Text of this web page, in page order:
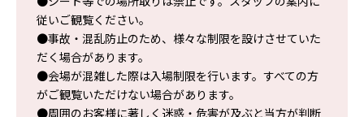
従いご観覧ください。
●事故・混乱防止のため、様々な制限を設けさせていた
だく場合があります。
●会場が混雑した際は入場制限を行います。すべての方
がご観覧いただけない場合があります。
●周囲のお客様に著しく迷惑・危害が及ぶと当方が判断